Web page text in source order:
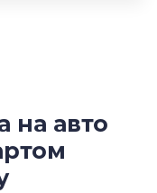
на авто